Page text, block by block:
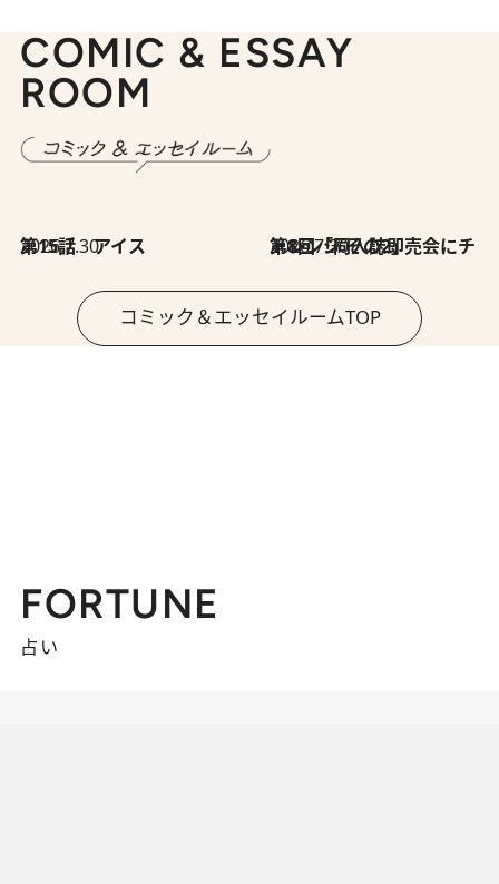
COMIC & ESSAY
ROOM
2026.7.30
第15話 アイス 2026.7.30
第8回「同人誌即売会にチャレンジ その2」
コミック＆エッセイルームTOP
FORTUNE
占い